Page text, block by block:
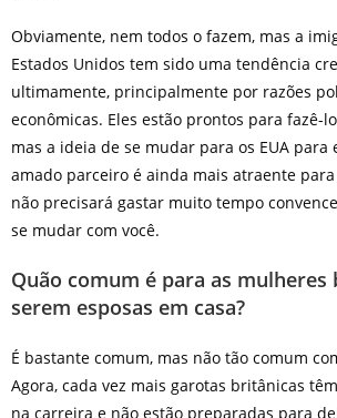
Obviamente, nem todos o fazem, mas a
Estados Unidos tem sido uma tendência
ultimamente, principalmente por razões
econômicas. Eles estão prontos para fazê-
mas a ideia de se mudar para os EUA para
amado parceiro é ainda mais atraente para
não precisará gastar muito tempo
se mudar com você.
Quão comum é para as mulheres
serem esposas em casa?
É bastante comum, mas não tão comum
Agora, cada vez mais garotas britânicas
na carreira e não estão preparadas para